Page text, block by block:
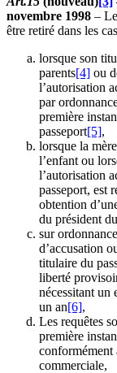
novembre 1998 –
être retiré dans les
lorsque son
parents[4] ou
l’autorisation
par
première
passeport[5],
lorsque la
l’enfant ou
l’autorisation
passeport, est
obtention
du président
sur
d’accusation
titulaire du
liberté
nécessitant un
un an[6],
Les requêtes
première
conformément
commerciale,